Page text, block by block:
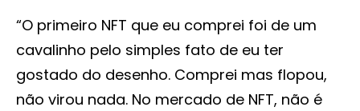
“O primeiro NFT que eu comprei foi de um
cavalinho pelo simples fato de eu ter
gostado do desenho. Comprei mas flopou,
não virou nada. No mercado de NFT, não é